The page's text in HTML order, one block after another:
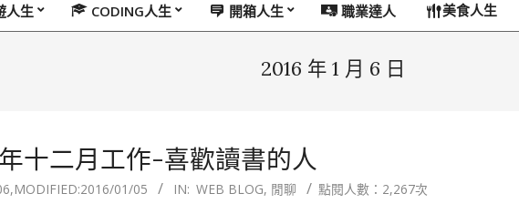
人生 CODING人生 開箱人生 職業達人 美食人生
2016 年 1 月 6 日
十二月工作-喜歡讀書的人
,MODIFIED:2016/01/05 IN: WEB BLOG, 閒聊 點閱人數：2,267次